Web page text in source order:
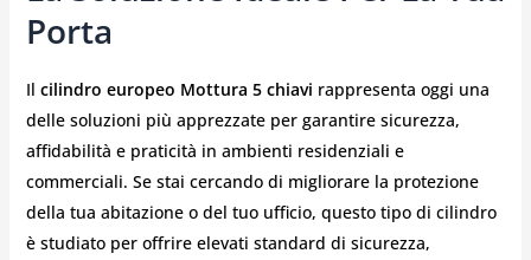
Porta
Il cilindro europeo Mottura 5 chiavi rappresenta oggi una
delle soluzioni più apprezzate per garantire sicurezza,
affidabilità e praticità in ambienti residenziali e
commerciali. Se stai cercando di migliorare la protezione
della tua abitazione o del tuo ufficio, questo tipo di cilindro
è studiato per offrire elevati standard di sicurezza,